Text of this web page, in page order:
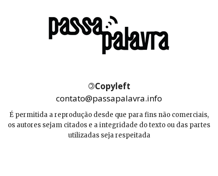
©Copyleft
contato@passapalavra.info
É permitida a reprodução desde que para fins não comerciais,
os autores sejam citados e a integridade do texto ou das partes
utilizadas seja respeitada